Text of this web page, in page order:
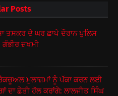
Posts
ਤਸਕਰ ਦੇ ਘਰ ਛਾਪੇ ਦੌਰਾਨ ਪੁਲਿਸ
ਗੰਭੀਰ ਜ਼ਖਮੀ
ਮੁਲਾਜ਼ਮਾਂ ਨੂੰ ਪੱਕਾ ਕਰਨ ਲਈ
ਦਾ ਛੇਤੀ ਹੱਲ ਕਰਾਂਗੇ: ਲਾਲਜੀਤ ਸਿੰਘ